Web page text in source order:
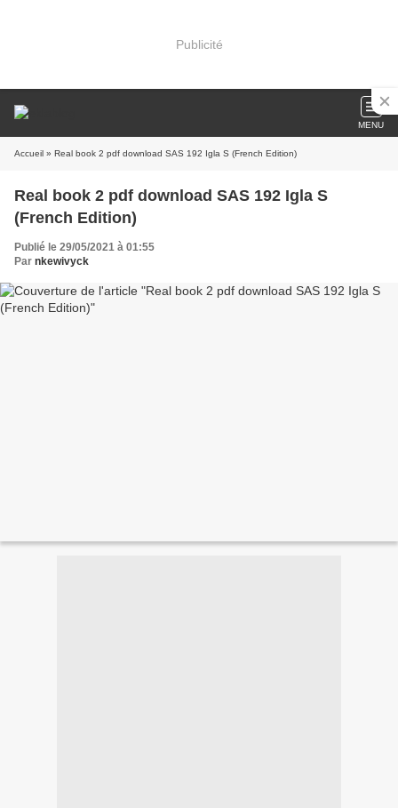
Publicité
MENU
Accueil » Real book 2 pdf download SAS 192 Igla S (French Edition)
Real book 2 pdf download SAS 192 Igla S
(French Edition)
Publié le 29/05/2021 à 01:55
Par nkewivyck